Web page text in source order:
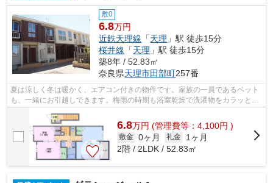
敷0
6.8万円
近鉄天理線 「天理 」駅 徒歩15分
桜井線 「天理 」駅 徒歩15分
築8年 / 52.83㎡
奈良県天理市田部町257番
夏は涼しく冬は暖かく、エアコン付きの物件です。家族の一員であるペット
も、一緒にお引越しできます。梅雨の時期も浴室乾燥で洗濯物をカラッと乾
6.8万円 (管理費等：4,100円 )
敷金 0ヶ月 礼金
1ヶ月
2階 / 2LDK / 52.83㎡